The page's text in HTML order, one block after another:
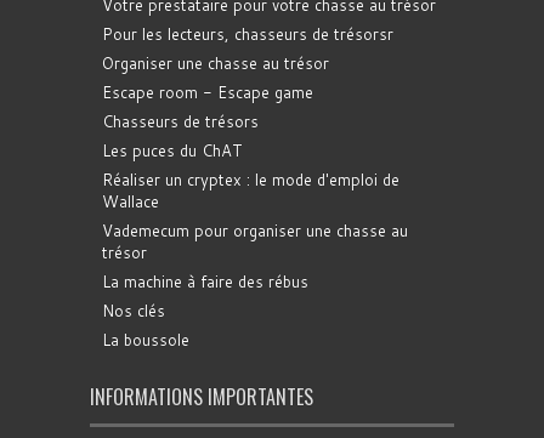
Votre prestataire pour votre chasse au trésor
Pour les lecteurs, chasseurs de trésorsr
Organiser une chasse au trésor
Escape room - Escape game
Chasseurs de trésors
Les puces du ChAT
Réaliser un cryptex : le mode d'emploi de
Wallace
Vademecum pour organiser une chasse au
trésor
La machine à faire des rébus
Nos clés
La boussole
INFORMATIONS IMPORTANTES